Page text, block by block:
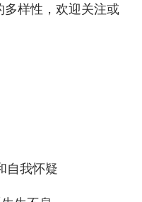
样性，欢迎关注或
自我怀疑